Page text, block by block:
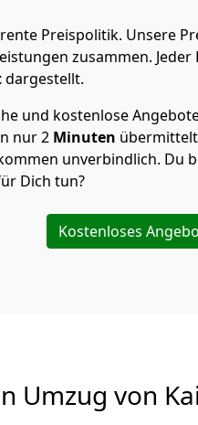
Preispolitik. Unsere
zusammen. Jeder
dargestellt.
und kostenlose
nur2 Minuten
unverbindlich. Du
Dich tun?
Kostenloses
Umzug von